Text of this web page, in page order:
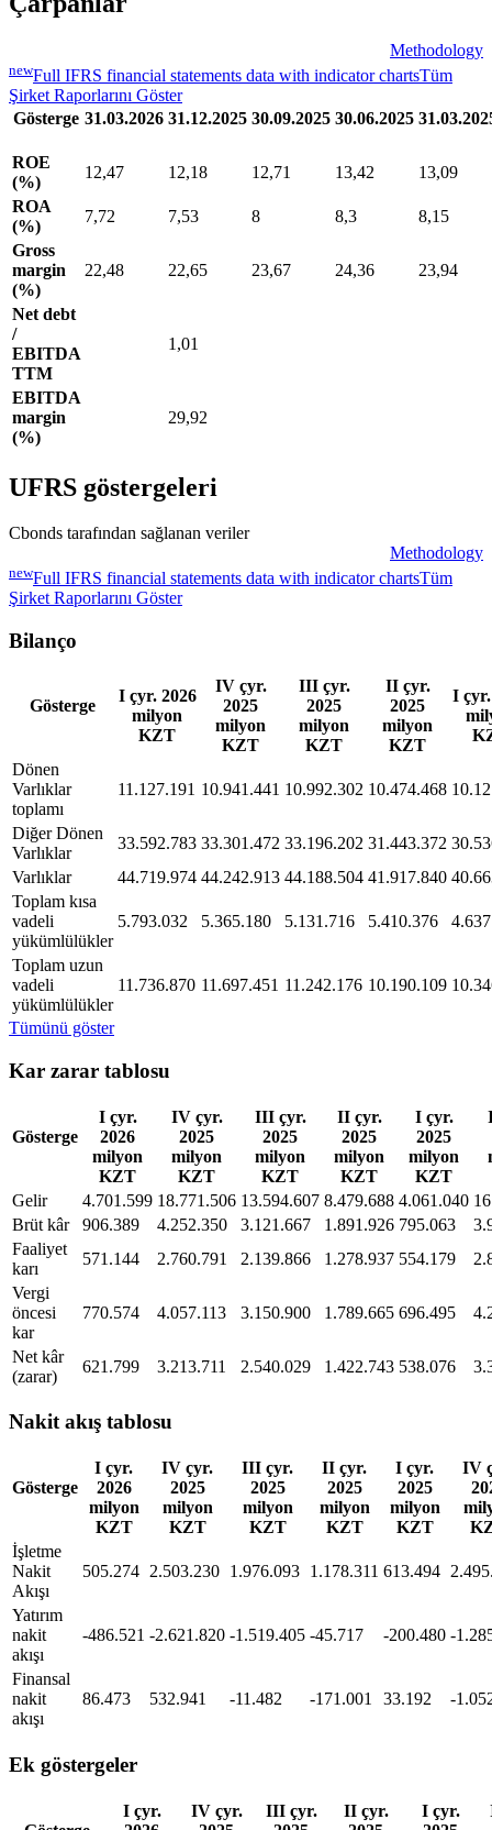
Methodology
newFull IFRS financial statements data with indicator chartsTüm
Şirket Raporlarını Göster
Gösterge 31.03.2026 31.12.2025 30.09.2025 30.06.2025
ROE
(%)
12,47 12,18 12,71 13,42
13,09
ROA
(%)
7,72 7,53 8 8,3
8,15
Gross
margin
(%)
22,48 22,65 23,67 24,36 23,94
Net debt
/
EBITDA
TTM
1,01
EBITDA
margin
(%)
29,92
UFRS göstergeleri
Cbonds tarafından sağlanan veriler
Methodology
newFull IFRS financial statements data with indicator chartsTüm
Şirket Raporlarını Göster
Bilanço
Gösterge
I çyr. 2026
milyon
KZT
IV çyr.
2025
milyon
KZT
III çyr.
2025
milyon
KZT
II çyr.
2025
milyon
KZT
I çyr.
Dönen
Varlıklar
toplamı
11.127.191 10.941.441 10.992.302 10.474.468
Diğer Dönen
Varlıklar
33.592.783 33.301.472 33.196.202 31.443.372
Varlıklar
44.719.974 44.242.913 44.188.504 41.917.840
Toplam kısa
vadeli
yükümlülükler
5.793.032 5.365.180 5.131.716 5.410.376
Toplam uzun
vadeli
yükümlülükler
11.736.870 11.697.451 11.242.176 10.190.109
Tümünü göster
Kar zarar tablosu
Gösterge
I çyr.
2026
milyon
KZT
IV çyr.
2025
milyon
KZT
III çyr.
2025
milyon
KZT
II çyr.
2025
milyon
KZT
I çyr.
2025
milyon
KZT
Gelir 4.701.599 18.771.506 13.594.607 8.479.688 4.061.040
Brüt kâr
906.389 4.252.350 3.121.667 1.891.926 795.063
Faaliyet
karı
571.144 2.760.791 2.139.866 1.278.937 554.179
Vergi
öncesi
kar
770.574 4.057.113 3.150.900 1.789.665 696.495
Net kâr
(zarar)
621.799 3.213.711 2.540.029 1.422.743 538.076
Nakit akış tablosu
Gösterge
I çyr.
2026
milyon
KZT
IV çyr.
2025
milyon
KZT
III çyr.
2025
milyon
KZT
II çyr.
2025
milyon
KZT
I çyr.
2025
milyon
KZT
IV
İşletme
Nakit
Akışı
505.274 2.503.230 1.976.093 1.178.311 613.494
Yatırım
nakit
akışı
-486.521 -2.621.820 -1.519.405 -45.717 -200.480 -
Finansal
nakit
akışı
86.473 532.941 -11.482 -171.001 33.192 -
Ek göstergeler
I çyr.
IV çyr.
III çyr.
II çyr.
I çyr.